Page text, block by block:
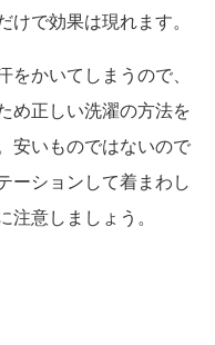
けで効果は現れます。
をかいてしまうので、
め正しい洗濯の方法を
安いものではないので
ーションして着まわし
注意しましょう。